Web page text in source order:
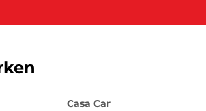
Casa Car